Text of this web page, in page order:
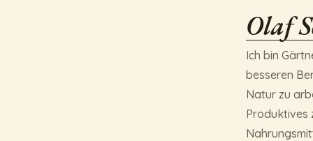
Olaf
Ich bin
besseren
Natur zu
Produktives